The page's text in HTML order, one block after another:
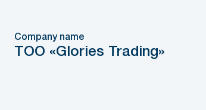
Company name
ТОО «Glories Trading»